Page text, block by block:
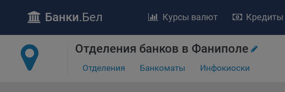
Общество с
уделяет особое
ответственно
Банки.Бел Курсы валют Кредиты
Отделения банков в Фаниполе
Отделения Банкоматы Инфокиоски